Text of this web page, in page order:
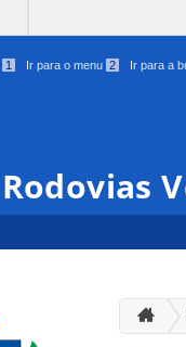
1 Ir para o menu 2 Ir para a
Rodovias